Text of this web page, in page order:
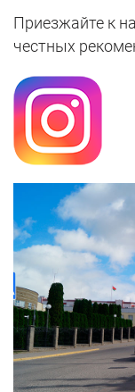
Приезжайте к
честных